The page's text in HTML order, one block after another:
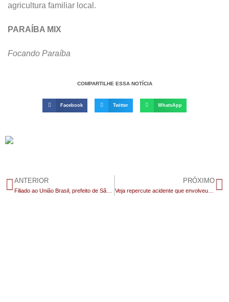
agricultura familiar local.
PARAÍBA MIX
Focando Paraíba
COMPARTILHE ESSA NOTÍCIA
Facebook Twitter WhatsApp
ANTERIOR PRÓXIMO